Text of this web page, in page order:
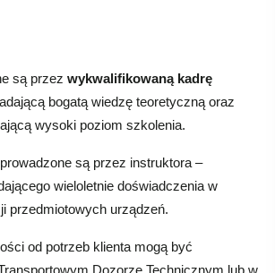
są przez wykwalifikowaną kadrę
bogatą wiedzę teoretyczną oraz
wysoki poziom szkolenia.
są przez instruktora –
wieloletnie doświadczenia w
przedmiotowych urządzeń.
od potrzeb klienta mogą być
Dozorze Technicznym lub w